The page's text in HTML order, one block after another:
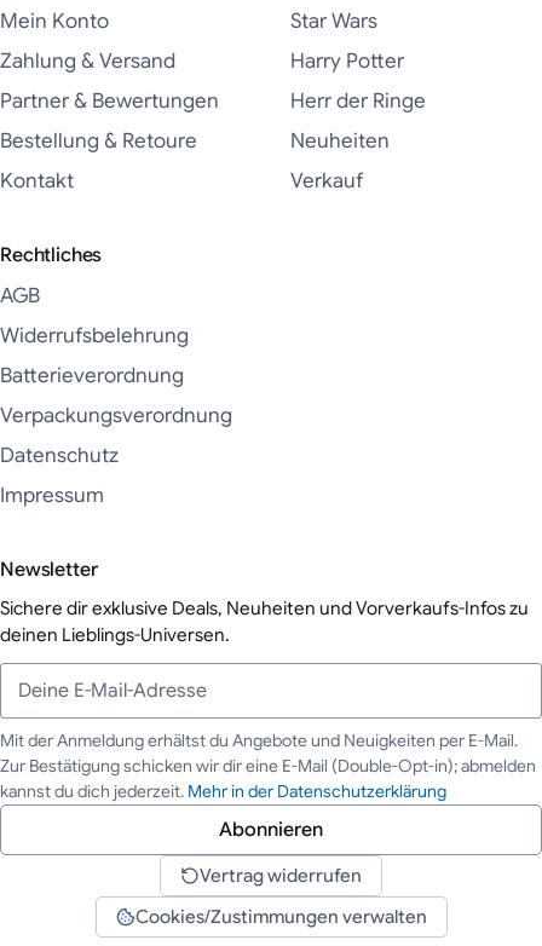
Mein Konto
Zahlung & Versand
Partner & Bewertungen
Bestellung & Retoure
Kontakt
Star Wars
Harry Potter
Herr der Ringe
Neuheiten
Verkauf
Rechtliches
AGB
Widerrufsbelehrung
Batterieverordnung
Verpackungsverordnung
Datenschutz
Impressum
Newsletter
Sichere dir exklusive Deals, Neuheiten und Vorverkaufs-Infos zu
deinen Lieblings-Universen.
Deine E-Mail-Adresse
Mit der Anmeldung erhältst du Angebote und Neuigkeiten per E-Mail.
Zur Bestätigung schicken wir dir eine E-Mail (Double-Opt-in); abmelden
kannst du dich jederzeit. Mehr in der Datenschutzerklärung
Abonnieren
Vertrag widerrufen
Cookies/Zustimmungen verwalten